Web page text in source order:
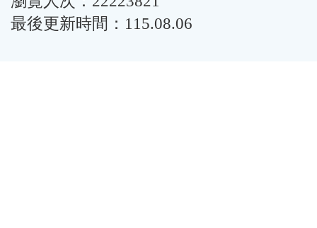
最後更新時間：115.08.06